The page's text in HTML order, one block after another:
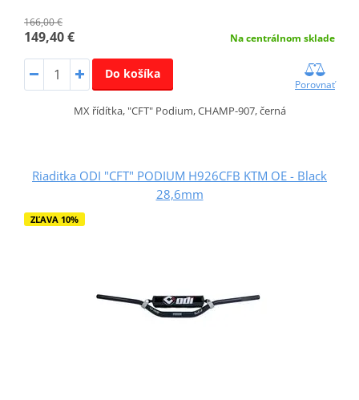
166,00 €
149,40 € Na centrálnom sklade
Do košíka
Porovnať
MX řídítka, "CFT" Podium, CHAMP-907, černá
Riaditka ODI "CFT" PODIUM H926CFB KTM OE - Black
28,6mm
ZĽAVA 10%